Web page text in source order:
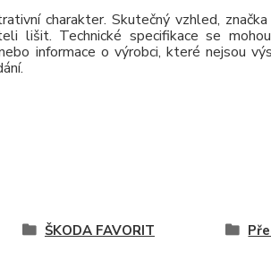
charakter. Skutečný vzhled,
lišit. Technické specifikace se
informace o výrobci, které nejsou
ŠKODA FAVORIT